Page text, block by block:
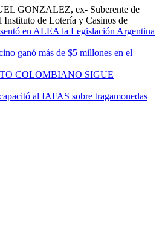
GONZALEZ, ex- Suberente de
Instituto de Lotería y Casinos de
en ALEA la Legislación Argentina
ganó más de $5 millones en el
COLOMBIANO SIGUE
al IAFAS sobre tragamonedas